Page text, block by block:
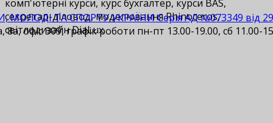
МОЛОДІ ТА СПОРТУ УКРАЇНИ Серія АД №073349 від
8а, офіс 309, графік роботи пн-пт 13.00-19.00, сб 11.00-
комп'ютерні курси, курс бухгалтер, курси BAS,
cекретар-діловод, моделювання Rhinoceros,
світлодизайн DiaLux.